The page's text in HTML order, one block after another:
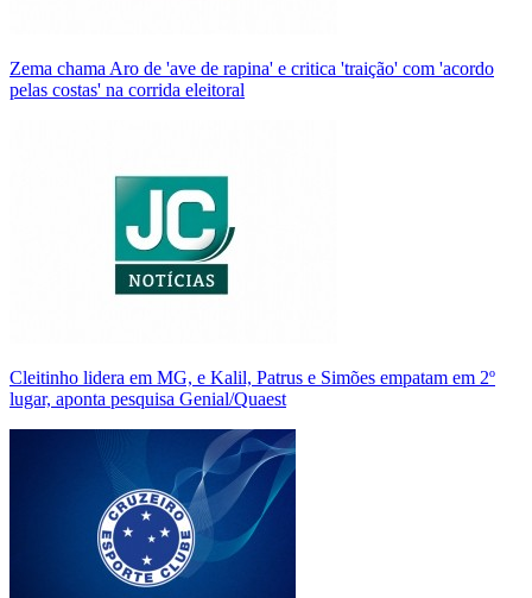
Zema chama Aro de 'ave de rapina' e critica 'traição' com 'acordo
pelas costas' na corrida eleitoral
Cleitinho lidera em MG, e Kalil, Patrus e Simões empatam em 2º
lugar, aponta pesquisa Genial/Quaest